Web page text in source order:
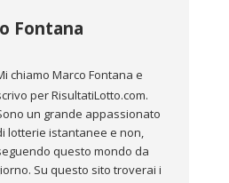
Fontana
chiamo Marco Fontana e
per RisultatiLotto.com.
un grande appassionato
lotterie istantanee e non,
questo mondo da
Su questo sito troverai i